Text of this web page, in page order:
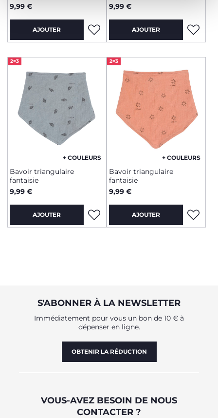
9,99 €
AJOUTER
9,99 €
AJOUTER
2=3
+ COULEURS
Bavoir triangulaire
fantaisie
9,99 €
AJOUTER
2=3
+ COULEURS
Bavoir triangulaire
fantaisie
9,99 €
AJOUTER
S'ABONNER À LA NEWSLETTER
Immédiatement pour vous un bon de 10 € à
dépenser en ligne.
OBTENIR LA RÉDUCTION
VOUS-AVEZ BESOIN DE NOUS
CONTACTER ?